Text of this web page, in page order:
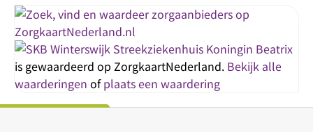
Streekziekenhuis Koningin Beatrix
is gewaardeerd op ZorgkaartNederland. Bekijk alle
waarderingen ofplaats een waardering